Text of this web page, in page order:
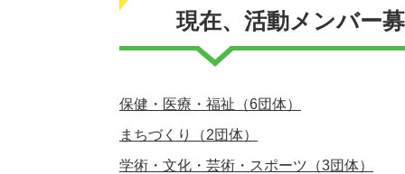
現在、活動メンバー
保健・医療・福祉（6団体）
まちづくり（2団体）
学術・文化・芸術・スポーツ（3団体）